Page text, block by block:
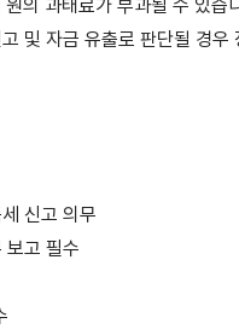
의 과태료가 부과될 수 있습
및 자금 유출로 판단될 경우
신고 의무
보고 필수